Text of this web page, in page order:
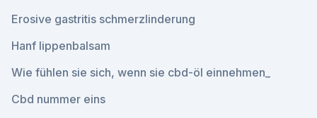
Erosive gastritis schmerzlinderung
Hanf lippenbalsam
Wie fühlen sie sich, wenn sie cbd-öl einnehmen_
Cbd nummer eins